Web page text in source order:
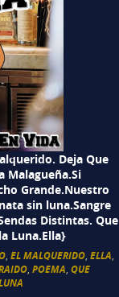
Deja Que
Malagueña.Si
Grande.Nuestro
sin luna.Sangre
Distintas. Que
Luna.Ella}
,EL MALQUERIDO ,ELLA
,POEMA ,QUE